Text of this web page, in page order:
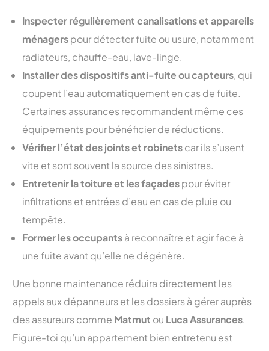
Inspecter régulièrement canalisations et appareils
ménagerspour détecter fuite ou usure, notamment
radiateurs, chauffe-eau, lave-linge.
Installer des dispositifs anti-fuite ou capteurs, qui
coupent l’eau automatiquement en cas de fuite.
Certaines assurances recommandent même ces
équipements pour bénéficier de réductions.
Vérifier l’état des joints et robinetscar ils s’usent
vite et sont souvent la source des sinistres.
Entretenir la toiture et les façadespour éviter
infiltrations et entrées d’eau en cas de pluie ou
tempête.
Former les occupantsà reconnaître et agir face à
une fuite avant qu’elle ne dégénère.
Une bonne maintenance réduira directement les
appels aux dépanneurs et les dossiers à gérer auprès
des assureurs comme Matmut ou Luca Assurances.
Figure-toi qu’un appartement bien entretenu est